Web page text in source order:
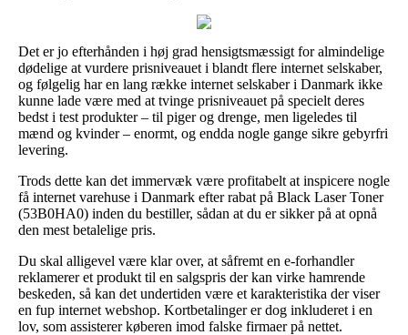
Det er jo efterhånden i høj grad hensigtsmæssigt for almindelige
dødelige at vurdere prisniveauet i blandt flere internet selskaber,
og følgelig har en lang række internet selskaber i Danmark ikke
kunne lade være med at tvinge prisniveauet på specielt deres
bedst i test produkter – til piger og drenge, men ligeledes til
mænd og kvinder – enormt, og endda nogle gange sikre gebyrfri
levering.
Trods dette kan det immervæk være profitabelt at inspicere nogle
få internet varehuse i Danmark efter rabat på Black Laser Toner
(53B0HA0) inden du bestiller, sådan at du er sikker på at opnå
den mest betalelige pris.
Du skal alligevel være klar over, at såfremt en e-forhandler
reklamerer et produkt til en salgspris der kan virke hamrende
beskeden, så kan det undertiden være et karakteristika der viser
en fup internet webshop. Kortbetalinger er dog inkluderet i en
lov, som assisterer køberen imod falske firmaer på nettet.